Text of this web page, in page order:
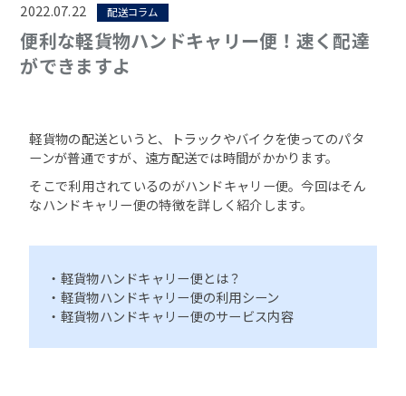
2022.07.22 配送コラム
便利な軽貨物ハンドキャリー便！速く配達
ができますよ
軽貨物の配送というと、トラックやバイクを使ってのパタ
ーンが普通ですが、遠方配送では時間がかかります。
そこで利用されているのがハンドキャリー便。今回はそん
なハンドキャリー便の特徴を詳しく紹介します。
・軽貨物ハンドキャリー便とは？
・軽貨物ハンドキャリー便の利用シーン
・軽貨物ハンドキャリー便のサービス内容